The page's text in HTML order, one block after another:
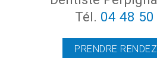
Tél. 04 48
PRENDRE